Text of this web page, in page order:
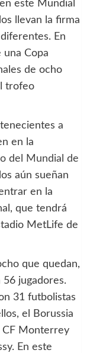
este Mundial
llevan la firma
En
Copa
de ocho
trofeo
a
en la
del Mundial de
aún sueñan
en la
que tendrá
MetLife de
que quedan,
jugadores.
31 futbolistas
el Borussia
CF Monterrey
En este